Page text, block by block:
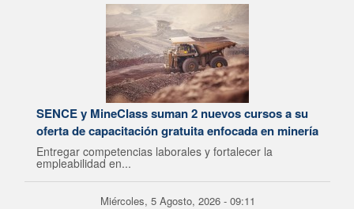
SENCE y MineClass suman 2 nuevos cursos a su
oferta de capacitación gratuita enfocada en minería
Entregar competencias laborales y fortalecer la
empleabilidad en...
Miércoles, 5 Agosto, 2026 - 09:11